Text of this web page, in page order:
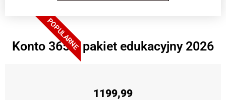
POPULARNE
Konto 365 + pakiet edukacyjny 2026
1199,99